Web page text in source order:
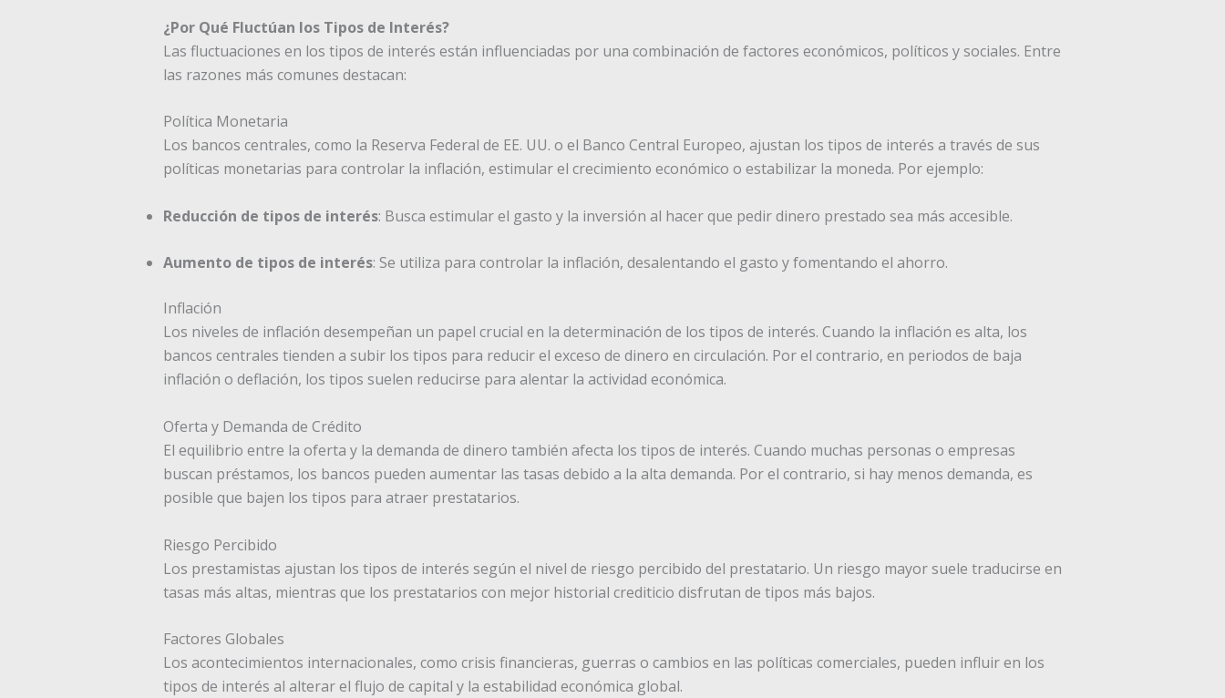
¿Por Qué Fluctúan los Tipos de Interés?
Las fluctuaciones en los tipos de interés están influenciadas por una combinación de factores económicos, políticos y sociales. Entre
las razones más comunes destacan:
Política Monetaria
Los bancos centrales, como la Reserva Federal de EE. UU. o el Banco Central Europeo, ajustan los tipos de interés a través de sus
políticas monetarias para controlar la inflación, estimular el crecimiento económico o estabilizar la moneda. Por ejemplo:
Reducción de tipos de interés: Busca estimular el gasto y la inversión al hacer que pedir dinero prestado sea más accesible.
Aumento de tipos de interés: Se utiliza para controlar la inflación, desalentando el gasto y fomentando el ahorro.
Inflación
Los niveles de inflación desempeñan un papel crucial en la determinación de los tipos de interés. Cuando la inflación es alta, los
bancos centrales tienden a subir los tipos para reducir el exceso de dinero en circulación. Por el contrario, en periodos de baja
inflación o deflación, los tipos suelen reducirse para alentar la actividad económica.
Oferta y Demanda de Crédito
El equilibrio entre la oferta y la demanda de dinero también afecta los tipos de interés. Cuando muchas personas o empresas
buscan préstamos, los bancos pueden aumentar las tasas debido a la alta demanda. Por el contrario, si hay menos demanda, es
posible que bajen los tipos para atraer prestatarios.
Riesgo Percibido
Los prestamistas ajustan los tipos de interés según el nivel de riesgo percibido del prestatario. Un riesgo mayor suele traducirse en
tasas más altas, mientras que los prestatarios con mejor historial crediticio disfrutan de tipos más bajos.
Factores Globales
Los acontecimientos internacionales, como crisis financieras, guerras o cambios en las políticas comerciales, pueden influir en los
tipos de interés al alterar el flujo de capital y la estabilidad económica global.